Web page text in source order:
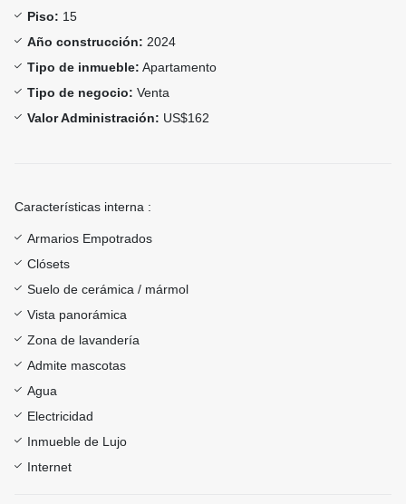
Piso: 15
Año construcción: 2024
Tipo de inmueble: Apartamento
Tipo de negocio: Venta
Valor Administración: US$162
Características interna :
Armarios Empotrados
Clósets
Suelo de cerámica / mármol
Vista panorámica
Zona de lavandería
Admite mascotas
Agua
Electricidad
Inmueble de Lujo
Internet